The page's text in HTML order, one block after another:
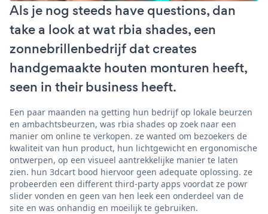
Als je nog steeds have questions, dan
take a look at wat rbia shades, een
zonnebrillenbedrijf dat creates
handgemaakte houten monturen heeft,
seen in their business heeft.
Een paar maanden na getting hun bedrijf op lokale beurzen
en ambachtsbeurzen, was rbia shades op zoek naar een
manier om online te verkopen. ze wanted om bezoekers de
kwaliteit van hun product, hun lichtgewicht en ergonomische
ontwerpen, op een visueel aantrekkelijke manier te laten
zien. hun 3dcart bood hiervoor geen adequate oplossing. ze
probeerden een different third-party apps voordat ze powr
slider vonden en geen van hen leek een onderdeel van de
site en was onhandig en moeilijk te gebruiken.